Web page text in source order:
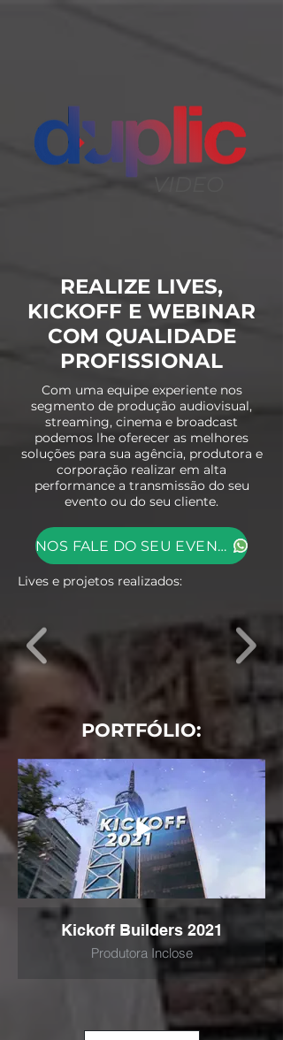
REALIZE LIVES,
KICKOFF E WEBINAR
COM QUALIDADE
PROFISSIONAL
Com uma equipe experiente nos
segmento de produção audiovisual,
streaming, cinema e broadcast
podemos lhe oferecer as melhores
soluções para sua agência, produtora e
corporação realizar em alta
performance a transmissão do seu
evento ou do seu cliente.
NOS FALE DO SEU EVENTO!
Lives e projetos realizados:
PORTFÓLIO:
Kickoff Builders 2021
Produtora Inclose